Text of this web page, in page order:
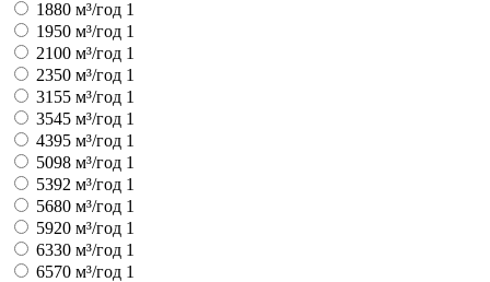
1880 м³/год 1
1950 м³/год 1
2100 м³/год 1
2350 м³/год 1
3155 м³/год 1
3545 м³/год 1
4395 м³/год 1
5098 м³/год 1
5392 м³/год 1
5680 м³/год 1
5920 м³/год 1
6330 м³/год 1
6570 м³/год 1